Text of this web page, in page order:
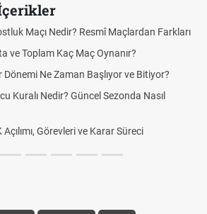
Maçı Nedir? Resmî Maçlardan Farkları
ve Toplam Kaç Maç Oynanır?
Dönemi Ne Zaman Başlıyor ve Bitiyor?
Kuralı Nedir? Güncel Sezonda Nasıl
Görevleri ve Karar Süreci